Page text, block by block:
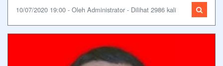
10/07/2020 19:00 - Oleh Administrator - Dilihat 2986 kali